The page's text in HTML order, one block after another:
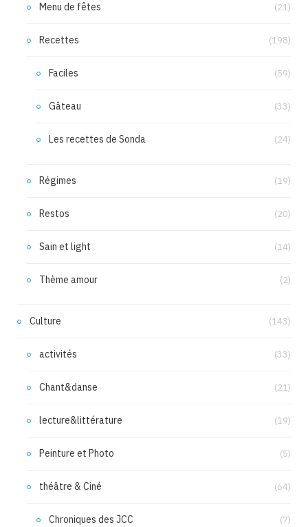
Menu de fêtes (21)
Recettes (198)
Faciles (59)
Gâteau (33)
Les recettes de Sonda (24)
Régimes (19)
Restos (20)
Sain et light (14)
Thème amour (2)
Culture (143)
activités (33)
Chant&danse (21)
lecture&littérature (19)
Peinture et Photo (5)
théâtre & Ciné (64)
Chroniques des JCC (7)